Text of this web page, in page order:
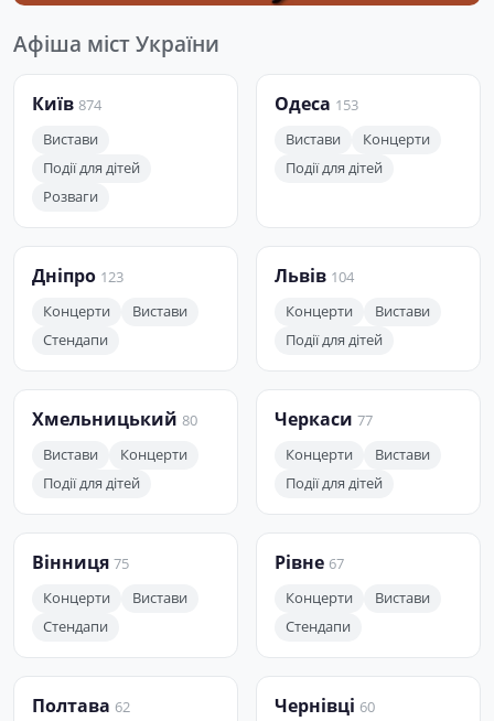
Афіша міст України
Київ 874
Вистави
Події для дітей
Розваги
Одеса 153
Вистави
Концерти
Події для дітей
Дніпро 123
Концерти
Вистави
Стендапи
Львів 104
Концерти
Вистави
Події для дітей
Хмельницький 80
Вистави
Концерти
Події для дітей
Черкаси 77
Концерти
Вистави
Події для дітей
Вінниця 75
Концерти
Вистави
Стендапи
Рівне 67
Концерти
Вистави
Стендапи
Полтава 62
Чернівці 60